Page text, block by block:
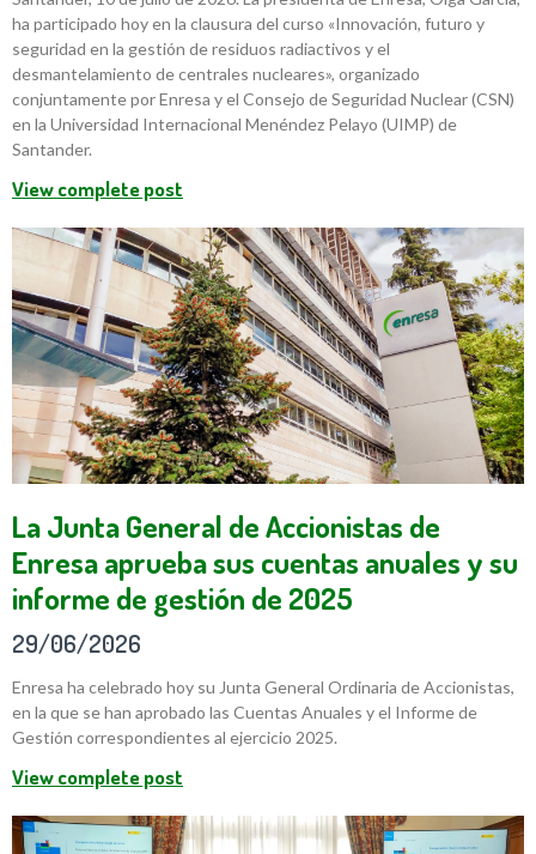
ha participado hoy en la clausura del curso «Innovación, futuro y
seguridad en la gestión de residuos radiactivos y el
desmantelamiento de centrales nucleares», organizado
conjuntamente por Enresa y el Consejo de Seguridad Nuclear (CSN)
en la Universidad Internacional Menéndez Pelayo (UIMP) de
Santander.
View complete post
La Junta General de Accionistas de
Enresa aprueba sus cuentas anuales y su
informe de gestión de 2025
29/06/2026
Enresa ha celebrado hoy su Junta General Ordinaria de Accionistas,
en la que se han aprobado las Cuentas Anuales y el Informe de
Gestión correspondientes al ejercicio 2025.
View complete post